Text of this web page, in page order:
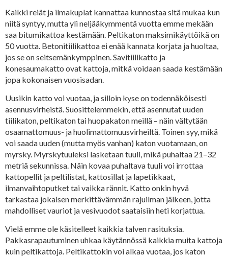
Kaikki reiät ja ilmakuplat kannattaa kunnostaa sitä mukaa kun
niitä syntyy, mutta yli neljääkymmentä vuotta emme mekään
saa bitumikattoa kestämään. Peltikaton maksimikäyttöikä on
50 vuotta. Betonitiilikattoa ei enää kannata korjata ja huoltaa,
jos se on seitsemänkymppinen. Savitiilikatto ja
konesaumakatto ovat kattoja, mitkä voidaan saada kestämään
jopa kokonaisen vuosisadan.
Uusikin katto voi vuotaa, ja silloin kyse on todennäköisesti
asennusvirheistä. Suosittelemmekin, että asennutat uuden
tiilikaton, peltikaton tai huopakaton meillä – näin vältytään
osaamattomuus- ja huolimattomuusvirheiltä. Toinen syy, mikä
voi saada uuden (mutta myös vanhan) katon vuotamaan, on
myrsky. Myrskytuuleksi lasketaan tuuli, mikä puhaltaa 21–32
metriä sekunnissa. Näin kovaa puhaltava tuuli voi irrottaa
kattopellit ja peltilistat, kattosillat ja lapetikkaat,
ilmanvaihtoputket tai vaikka rännit. Katto onkin hyvä
tarkastaa jokaisen merkittävämmän rajuilman jälkeen, jotta
mahdolliset vauriot ja vesivuodot saataisiin heti korjattua.
Vielä emme ole käsitelleet kaikkia talven rasituksia.
Pakkasrapautuminen uhkaa käytännössä kaikkia muita kattoja
kuin peltikattoja. Peltikattokin voi alkaa vuotaa, jos katon